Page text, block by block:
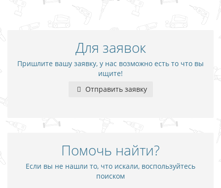
Для заявок
Пришлите вашу заявку, у нас возможно есть то что вы
ищите!
Отправить заявку
Помочь найти?
Если вы не нашли то, что искали, воспользуйтесь
поиском